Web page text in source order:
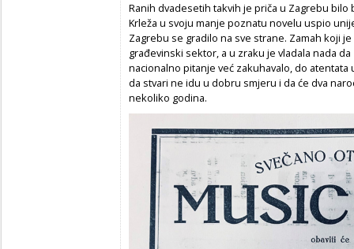
Ranih dvadesetih takvih je priča u Zagrebu
Krleža u svoju manje poznatu novelu uspio
Zagrebu se gradilo na sve strane. Zamah koji
građevinski sektor, a u zraku je vladala nada
nacionalno pitanje već zakuhavalo, do
da stvari ne idu u dobru smjeru i da će dva
nekoliko godina.